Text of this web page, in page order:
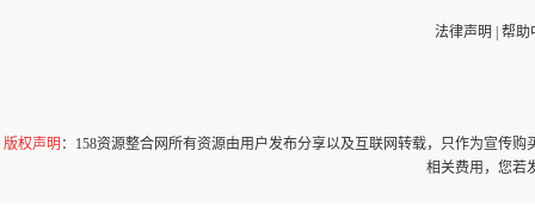
法律声明 | 帮助
版权声明 ：158资源整合网所有资源由用户发布分享以及互联网转载，只作为宣传
相关费用，您若